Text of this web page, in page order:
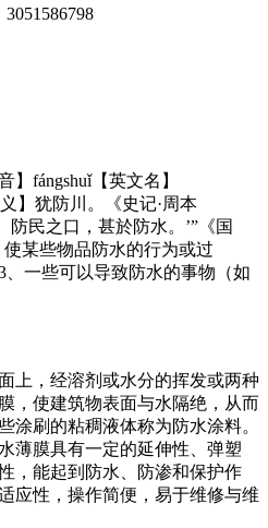
fángshuǐ【英文名】
】犹防川。《史记·周本
防民之口，甚於防水。’”《国
某些物品防水的行为或过
一些可以导致防水的事物（如
上，经溶剂或水分的挥发或两种
，使建筑物表面与水隔绝，从而
涂刷的粘稠液体称为防水涂料。
薄膜具有一定的延伸性、弹塑
，能起到防水、防渗和保护作
应性，操作简便，易于维修与维